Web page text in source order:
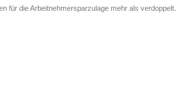
für die Arbeitnehmersparzulage mehr als verdoppelt.